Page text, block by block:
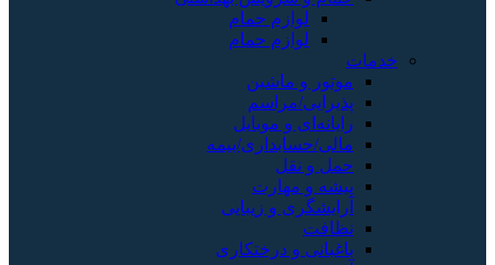
لوازم حمام
لوازم حمام
خدمات
موتور و ماشین
پذیرایی/مراسم
رایانه‌ای و موبایل
مالی/حسابداری/بیمه
حمل و نقل
پیشه و مهارت
آرایشگری و زیبایی
نظافت
باغبانی و درختکاری